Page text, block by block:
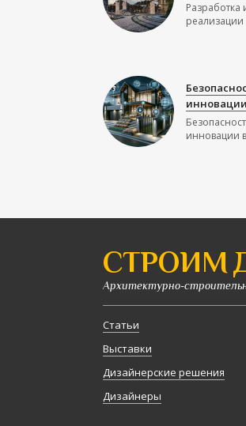
Разработка
инновации
инновации
СТРОИМ
Архитектурно-
Статьи
Выставки
Дизайнерские решения
Дизайнеры